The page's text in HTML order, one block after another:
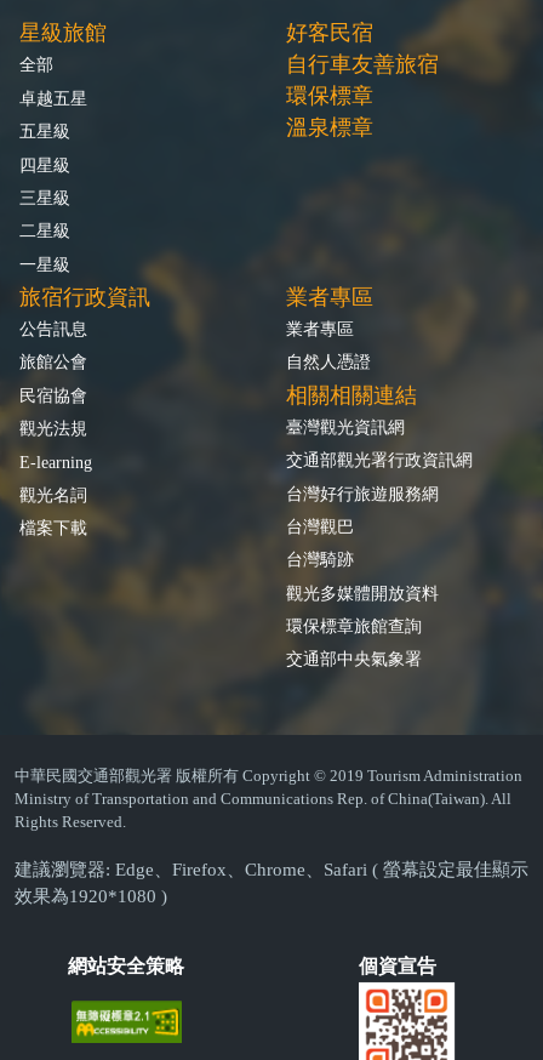
星級旅館
全部
卓越五星
五星級
四星級
三星級
二星級
一星級
好客民宿
自行車友善旅宿
環保標章
溫泉標章
旅宿行政資訊
公告訊息
旅館公會
民宿協會
觀光法規
E-learning
觀光名詞
檔案下載
業者專區
業者專區
自然人憑證
相關相關連結
臺灣觀光資訊網
交通部觀光署行政資訊網
台灣好行旅遊服務網
台灣觀巴
台灣騎跡
觀光多媒體開放資料
環保標章旅館查詢
交通部中央氣象署
中華民國交通部觀光署 版權所有 Copyright © 2019 Tourism Administration
Ministry of Transportation and Communications Rep. of China(Taiwan). All
Rights Reserved.
建議瀏覽器: Edge、Firefox、Chrome、Safari ( 螢幕設定最佳顯示
效果為1920*1080 )
網站安全策略 個資宣告